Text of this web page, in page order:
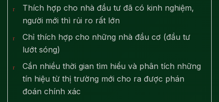
Thích hợp cho nhà đầu tư đã có kinh nghiệm,
người mới thì rủi ro rất lớn
Chỉ thích hợp cho những nhà đầu cơ (đầu tư
lướt sóng)
Cần nhiều thời gian tìm hiểu và phân tích những
tín hiệu từ thị trường mới cho ra được phán
đoán chính xác